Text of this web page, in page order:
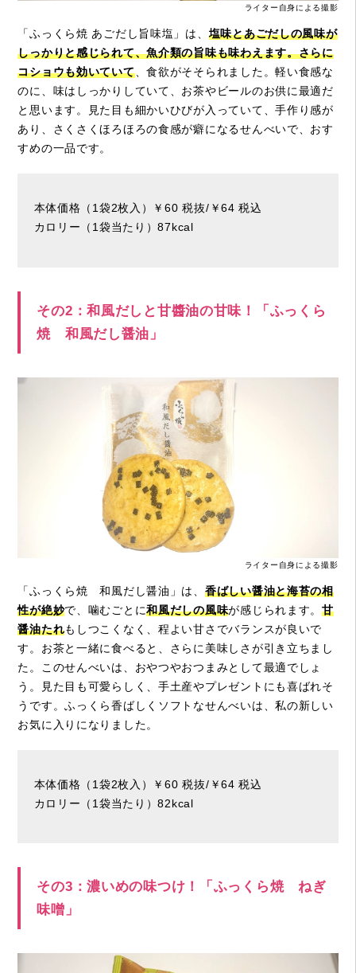
ライター自身による撮影
「ふっくら焼 あごだし旨味塩」は、 塩味とあごだしの風味が
しっかりと感じられて、魚介類の旨味も味わえます。さらに
コショウも効いていて、食欲がそそられました。軽い食感な
のに、味はしっかりしていて、お茶やビールのお供に最適だ
と思います。見た目も細かいひびが入っていて、手作り感が
あり、さくさくほろほろの食感が癖になるせんべいで、おす
すめの一品です。
本体価格（1袋2枚入）￥60 税抜/￥64 税込
カロリー（1袋当たり）87kcal
その2：和風だしと甘醬油の甘味！「ふっくら
焼 和風だし醤油」
ライター自身による撮影
「ふっくら焼 和風だし醤油」は、 香ばしい醤油と海苔の相
性が絶妙で、噛むごとに和風だしの風味が感じられます。甘
醤油たれもしつこくなく、程よい甘さでバランスが良いで
す。お茶と一緒に食べると、さらに美味しさが引き立ちまし
た。このせんべいは、おやつやおつまみとして最適でしょ
う。見た目も可愛らしく、手土産やプレゼントにも喜ばれそ
うです。ふっくら香ばしくソフトなせんべいは、私の新しい
お気に入りになりました。
本体価格（1袋2枚入）￥60 税抜/￥64 税込
カロリー（1袋当たり）82kcal
その3：濃いめの味つけ！「ふっくら焼 ねぎ
味噌」